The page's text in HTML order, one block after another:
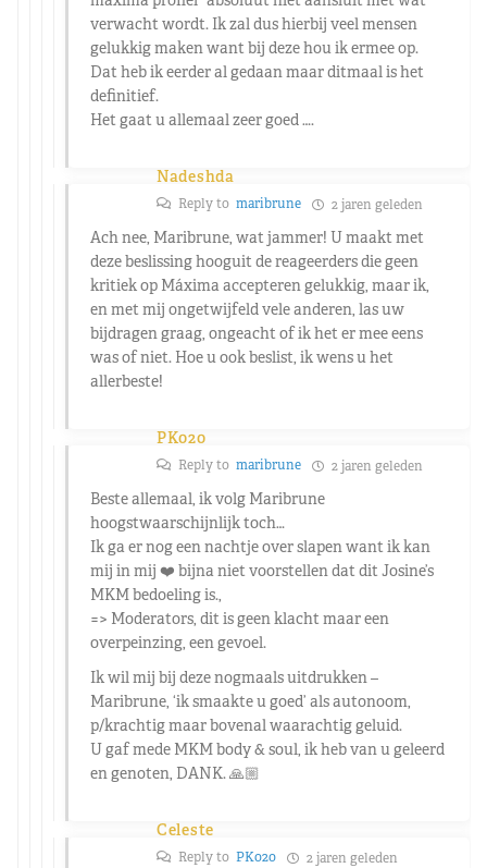
verwacht wordt. Ik zal dus hierbij veel mensen
gelukkig maken want bij deze hou ik ermee op.
Dat heb ik eerder al gedaan maar ditmaal is het
definitief.
Het gaat u allemaal zeer goed ….
Nadeshda
Reply to maribrune 2 jaren geleden
Ach nee, Maribrune, wat jammer! U maakt met
deze beslissing hooguit de reageerders die geen
kritiek op Máxima accepteren gelukkig, maar ik,
en met mij ongetwijfeld vele anderen, las uw
bijdragen graag, ongeacht of ik het er mee eens
was of niet. Hoe u ook beslist, ik wens u het
allerbeste!
PK020
Reply to maribrune 2 jaren geleden
Beste allemaal, ik volg Maribrune
hoogstwaarschijnlijk toch…
Ik ga er nog een nachtje over slapen want ik kan
mij in mij ❤️ bijna niet voorstellen dat dit Josine’s
MKM bedoeling is.,
=> Moderators, dit is geen klacht maar een
overpeinzing, een gevoel.
Ik wil mij bij deze nogmaals uitdrukken –
Maribrune, ‘ik smaakte u goed’ als autonoom,
p/krachtig maar bovenal waarachtig geluid.
U gaf mede MKM body & soul, ik heb van u geleerd
en genoten, DANK. 🙏🏼
Celeste
Reply to PK020 2 jaren geleden